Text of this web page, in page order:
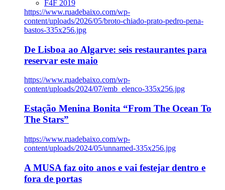
F4F 2019
https://www.ruadebaixo.com/wp-
content/uploads/2026/05/broto-chiado-prato-pedro-pena-
bastos-335x256.jpg
De Lisboa ao Algarve: seis restaurantes para
reservar este maio
https://www.ruadebaixo.com/wp-
content/uploads/2024/07/emb_elenco-335x256.jpg
Estação Menina Bonita “From The Ocean To
The Stars”
https://www.ruadebaixo.com/wp-
content/uploads/2024/05/unnamed-335x256.jpg
A MUSA faz oito anos e vai festejar dentro e
fora de portas